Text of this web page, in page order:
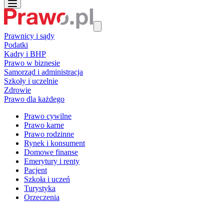
Prawnicy i sądy
Podatki
Kadry i BHP
Prawo w biznesie
Samorząd i administracja
Szkoły i uczelnie
Zdrowie
Prawo dla każdego
Prawo cywilne
Prawo karne
Prawo rodzinne
Rynek i konsument
Domowe finanse
Emerytury i renty
Pacjent
Szkoła i uczeń
Turystyka
Orzeczenia